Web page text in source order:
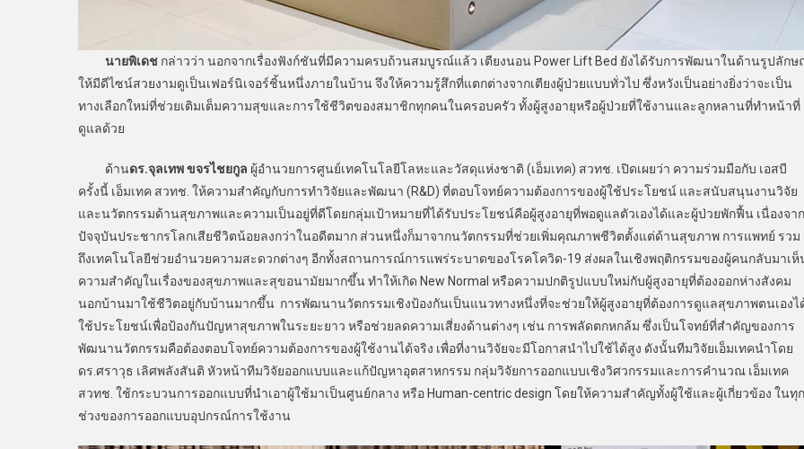
นายพิเดช กล่าวว่า นอกจากเรื่องฟังก์ชันที่มีความครบถ้วนสมบูรณ์แล้ว เตียงนอน Power Lift Bed ยังได้รับการพัฒนาในด้านรูปลัก
ให้มีดีไซน์สวยงามดูเป็นเฟอร์นิเจอร์ชิ้นหนึ่งภายในบ้าน จึงให้ความรู้สึกที่แตกต่างจากเตียงผู้ป่วยแบบทั่วไป ซึ่งหวังเป็นอย่างยิ่งว่าจะเป็น
ทางเลือกใหม่ที่ช่วยเติมเต็มความสุขและการใช้ชีวิตของสมาชิกทุกคนในครอบครัว ทั้งผู้สูงอายุหรือผู้ป่วยที่ใช้งานและลูกหลานที่ทำหน้าที่
ดูแลด้วย
ด้านดร.จุลเทพ ขจรไชยกูล ผู้อำนวยการศูนย์เทคโนโลยีโลหะและวัสดุแห่งชาติ (เอ็มเทค) สวทช. เปิดเผยว่า ความร่วมมือกับ เอสบี
ครั้งนี้ เอ็มเทค สวทช. ให้ความสำคัญกับการทำวิจัยและพัฒนา (R&D) ที่ตอบโจทย์ความต้องการของผู้ใช้ประโยชน์ และสนับสนุนงานวิจัย
และนวัตกรรมด้านสุขภาพและความเป็นอยู่ที่ดีโดยกลุ่มเป้าหมายที่ได้รับประโยชน์คือผู้สูงอายุที่พอดูแลตัวเองได้และผู้ป่วยพักฟื้น เนื่องจาก
ปัจจุบันประชากรโลกเสียชีวิตน้อยลงกว่าในอดีตมาก ส่วนหนึ่งก็มาจากนวัตกรรมที่ช่วยเพิ่มคุณภาพชีวิตตั้งแต่ด้านสุขภาพ การแพทย์ รวม
ถึงเทคโนโลยีช่วยอำนวยความสะดวกต่างๆ อีกทั้งสถานการณ์การแพร่ระบาดของโรคโควิด-19 ส่งผลในเชิงพฤติกรรมของผู้คนกลับมาเห็
ความสำคัญในเรื่องของสุขภาพและสุขอนามัยมากขึ้น ทำให้เกิด New Normal หรือความปกติรูปแบบใหม่กับผู้สูงอายุที่ต้องออกห่างสังคม
นอกบ้านมาใช้ชีวิตอยู่กับบ้านมากขึ้น การพัฒนานวัตกรรมเชิงป้องกันเป็นแนวทางหนึ่งที่จะช่วยให้ผู้สูงอายุที่ต้องการดูแลสุขภาพตนเองไ
ใช้ประโยชน์เพื่อป้องกันปัญหาสุขภาพในระยะยาว หรือช่วยลดความเสี่ยงด้านต่างๆ เช่น การพลัดตกหกล้ม ซึ่งเป็นโจทย์ที่สำคัญของการ
พัฒนานวัตกรรมคือต้องตอบโจทย์ความต้องการของผู้ใช้งานได้จริง เพื่อที่งานวิจัยจะมีโอกาสนำไปใช้ได้สูง ดังนั้นทีมวิจัยเอ็มเทคนำโดย
ดร.ศราวุธ เลิศพลังสันติ หัวหน้าทีมวิจัยออกแบบและแก้ปัญหาอุตสาหกรรม กลุ่มวิจัยการออกแบบเชิงวิศวกรรมและการคำนวณ เอ็มเทค
สวทช. ใช้กระบวนการออกแบบที่นำเอาผู้ใช้มาเป็นศูนย์กลาง หรือ Human-centric design โดยให้ความสำคัญทั้งผู้ใช้และผู้เกี่ยวข้อง ในทุก
ช่วงของการออกแบบอุปกรณ์การใช้งาน